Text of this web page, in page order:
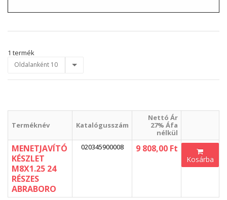
1 termék
Oldalanként 10
Terméknév Katalógusszám
Nettó Ár
27% Áfa
nélkül
MENETJAVÍTÓ
KÉSZLET
M8X1.25 24
RÉSZES
ABRABORO
020345900008 9 808,00 Ft
Kosárba